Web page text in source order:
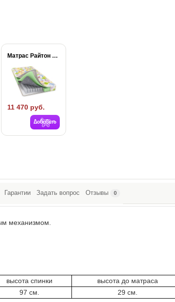
Матрас Райтон Baby...
11 470 руб.
Добавить
Гарантии Задать вопрос Отзывы 0
механизмом.
высота спинки
высота до матраса
97 см. 29 см.